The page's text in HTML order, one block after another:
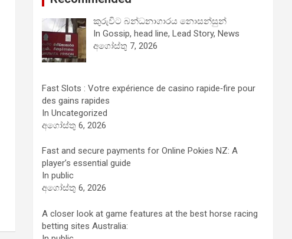
කුරුවිට බන්ධනාගාරය නොසන්සුන්
In Gossip, head line, Lead Story, News
අගෝස්තු 7, 2026
Fast Slots : Votre expérience de casino rapide‑fire pour
des gains rapides
In Uncategorized
අගෝස්තු 6, 2026
Fast and secure payments for Online Pokies NZ: A
player’s essential guide
In public
අගෝස්තු 6, 2026
A closer look at game features at the best horse racing
betting sites Australia: